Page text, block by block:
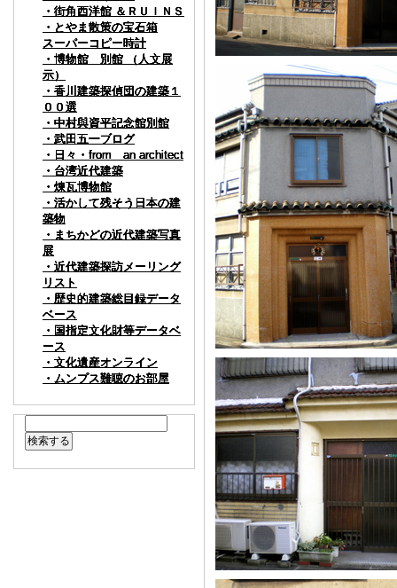
・街角西洋館 ＆ＲＵＩＮＳ
・とやま散策の宝石箱
スーパーコピー時計
・博物館 別館 （人文展
示）
・香川建築探偵団の建築１
００選
・中村與資平記念館別館
・武田五一ブログ
・日々・from an architect
・台湾近代建築
・煉瓦博物館
・活かして残そう日本の建
築物
・まちかどの近代建築写真
展
・近代建築探訪メーリング
リスト
・歴史的建築総目録データ
ベース
・国指定文化財等データベ
ース
・文化遺産オンライン
・ムンプス難聴のお部屋
・街角西洋館 ＆ＲＵＩＮＳ
・とやま散策の宝石箱
スーパーコピー時計
・博物館 別館 （人文展
示）
・香川建築探偵団の建築１
００選
・中村與資平記念館別館
・武田五一ブログ
・日々・from an architect
・台湾近代建築
・煉瓦博物館
・活かして残そう日本の建
築物
・まちかどの近代建築写真
展
・近代建築探訪メーリング
リスト
・歴史的建築総目録データ
ベース
・国指定文化財等データベ
ース
・文化遺産オンライン
・ムンプス難聴のお部屋
・街角西洋館 ＆ＲＵＩＮＳ
・とやま散策の宝石箱
スーパーコピー時計
・博物館 別館 （人文展
示）
・香川建築探偵団の建築１
００選
・中村與資平記念館別館
・武田五一ブログ
・日々・from an architect
・台湾近代建築
・煉瓦博物館
・活かして残そう日本の建
築物
・まちかどの近代建築写真
展
・近代建築探訪メーリング
リスト
・歴史的建築総目録データ
ベース
・国指定文化財等データベ
ース
・文化遺産オンライン
・ムンプス難聴のお部屋
・街角西洋館 ＆ＲＵＩＮＳ
・とやま散策の宝石箱
スーパーコピー時計
・博物館 別館 （人文展
示）
・香川建築探偵団の建築１
００選
・中村與資平記念館別館
・武田五一ブログ
・日々・from an architect
・台湾近代建築
・煉瓦博物館
・活かして残そう日本の建
築物
・まちかどの近代建築写真
展
・近代建築探訪メーリング
リスト
・歴史的建築総目録データ
ベース
・国指定文化財等データベ
ース
・文化遺産オンライン
・ムンプス難聴のお部屋
・街角西洋館 ＆ＲＵＩＮＳ
・とやま散策の宝石箱
スーパーコピー時計
・博物館 別館 （人文展
示）
・香川建築探偵団の建築１
００選
・中村與資平記念館別館
・武田五一ブログ
・日々・from an architect
・台湾近代建築
・煉瓦博物館
・活かして残そう日本の建
築物
・まちかどの近代建築写真
展
・近代建築探訪メーリング
リスト
・歴史的建築総目録データ
ベース
・国指定文化財等データベ
ース
・文化遺産オンライン
・ムンプス難聴のお部屋
・街角西洋館 ＆ＲＵＩＮＳ
・とやま散策の宝石箱
スーパーコピー時計
・博物館 別館 （人文展
示）
・香川建築探偵団の建築１
００選
・中村與資平記念館別館
・武田五一ブログ
・日々・from an architect
・台湾近代建築
・煉瓦博物館
・活かして残そう日本の建
築物
・まちかどの近代建築写真
展
・近代建築探訪メーリング
リスト
・歴史的建築総目録データ
ベース
・国指定文化財等データベ
ース
・文化遺産オンライン
・ムンプス難聴のお部屋